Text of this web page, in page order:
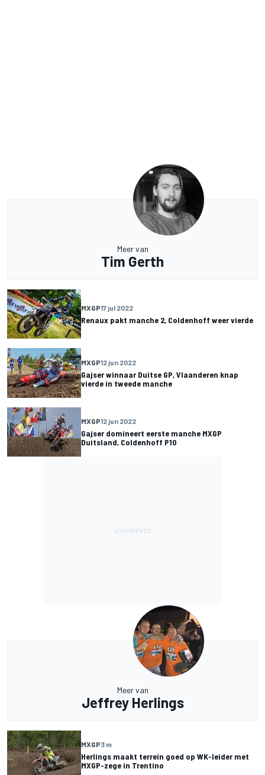
Meer van
Tim Gerth
MXGP17 jul 2022
Renaux pakt manche 2, Coldenhoff weer vierde
MXGP12 jun 2022
Gajser winnaar Duitse GP, Vlaanderen knap
vierde in tweede manche
MXGP12 jun 2022
Gajser domineert eerste manche MXGP
Duitsland, Coldenhoff P10
Meer van
Jeffrey Herlings
MXGP3 m
Herlings maakt terrein goed op WK-leider met
MXGP-zege in Trentino